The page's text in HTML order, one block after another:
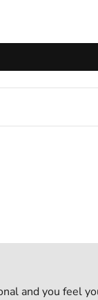
and you feel